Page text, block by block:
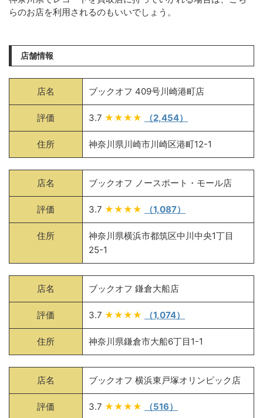
らのお店を利用されるのもいいでしょう。
店舗情報
店名 ブックオフ 409号川崎港町店
評価 3.7 ★★★★ （2,454）
住所 神奈川県川崎市川崎区港町12-1
店名 ブックオフ ノースポート・モール店
評価 3.7 ★★★★ （1,087）
住所
神奈川県横浜市都筑区中川中央1丁目
25-1
店名 ブックオフ 鎌倉大船店
評価 3.7 ★★★★ （1,074）
住所 神奈川県鎌倉市大船6丁目1-1
店名 ブックオフ 横浜東戸塚オリンピック店
評価 3.7 ★★★★ （516）